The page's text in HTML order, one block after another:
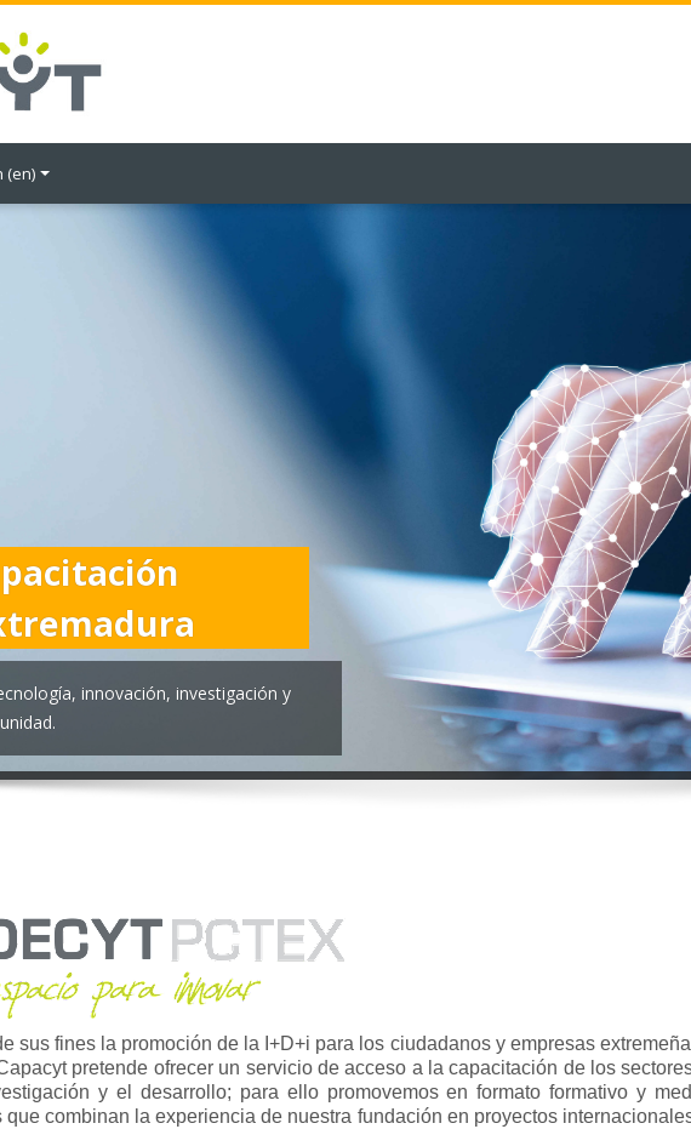
‎(en)‎
innovación, investigación y
sus fines la promoción de la I+D+i para los ciudadanos y empresas
pretende ofrecer un servicio de acceso a la capacitación de los
y el desarrollo; para ello promovemos en formato formativo y
combinan la experiencia de nuestra fundación en proyectos